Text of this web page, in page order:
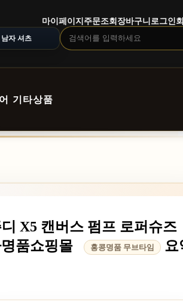
따라 배송 일정이 달라질 수 있으니 주문 전
마이페이지 주문조회 장바구니 로그인
랜드 남자 맨투맨
기타상품
X5 캔버스 펌프 로퍼슈즈
품쇼핑몰
홍콩명품 무브타임
요